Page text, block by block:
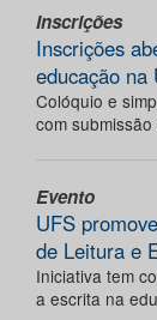
Inscrições
Inscrições
educação na
Colóquio e
com
Evento
UFS
de Leitura e
Iniciativa tem
a escrita na